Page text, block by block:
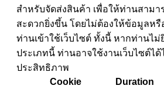
สำหรับจัดส่งสินค้า เพื่อให้ท่านสามา
สะดวกยิ่งขึ้น โดยไม่ต้องให้ข้อมูลห
ท่านเข้าใช้เว็บไซต์ ทั้งนี้ หากท่านไม่
ประเภทนี้ ท่านอาจใช้งานเว็บไซต์ไ
ประสิทธิภาพ
Cookie Duration